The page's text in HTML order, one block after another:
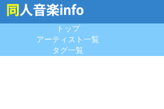
トップ
アーティスト一覧
タグ一覧